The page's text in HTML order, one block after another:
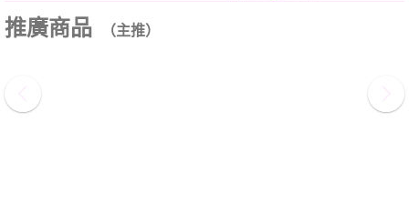
推廣商品 （主推）